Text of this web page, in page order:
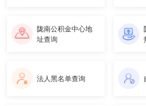
陇南公积金中心地
址查询
法人黑名单查询